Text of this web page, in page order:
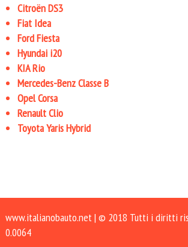
Citroën DS3
Fiat Idea
Ford Fiesta
Hyundai i20
KIA Rio
Mercedes-Benz Classe B
Opel Corsa
Renault Clio
Toyota Yaris Hybrid
www.italianobauto.net| © 2018 Tutti i diritti
0.0064